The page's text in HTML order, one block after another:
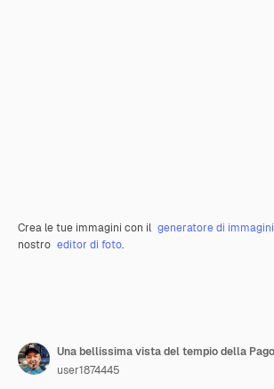
Crea le tue immagini con il generatore di immagini
nostro editor di foto.
user1874445